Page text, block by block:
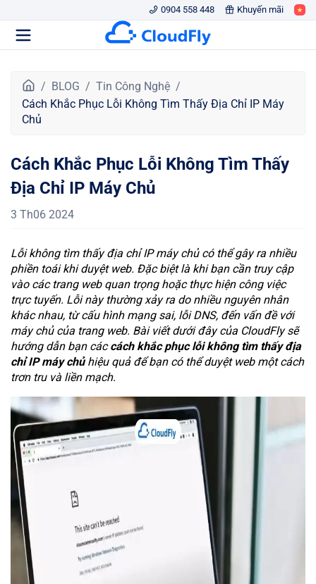
0904 558 448 Khuyến mãi
r
a
c
ủ
BLOG
Tin Công Nghệ
Cách Khắc Phục Lỗi Không Tìm Thấy Địa Chỉ IP Máy
Chủ
Cách Khắc Phục Lỗi Không Tìm Thấy
Địa Chỉ IP Máy Chủ
3 Th06 2024
Lỗi không tìm thấy địa chỉ IP máy chủ có thể gây ra nhiều
phiền toái khi duyệt web. Đặc biệt là khi bạn cần truy cập
vào các trang web quan trọng hoặc thực hiện công việc
trực tuyến. Lỗi này thường xảy ra do nhiều nguyên nhân
khác nhau, từ cấu hình mạng sai, lỗi DNS, đến vấn đề với
máy chủ của trang web. Bài viết dưới đây của CloudFly sẽ
hướng dẫn bạn cáccách khắc phục lỗi không tìm thấy địa
chỉ IP máy chủhiệu quả để bạn có thể duyệt web một cách
trơn tru và liền mạch.